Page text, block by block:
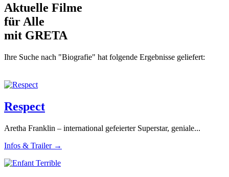
Aktuelle Filme
für Alle
mit GRETA
Ihre Suche nach "Biografie" hat folgende Ergebnisse geliefert:
Respect
Aretha Franklin – international gefeierter Superstar, geniale...
Infos & Trailer →